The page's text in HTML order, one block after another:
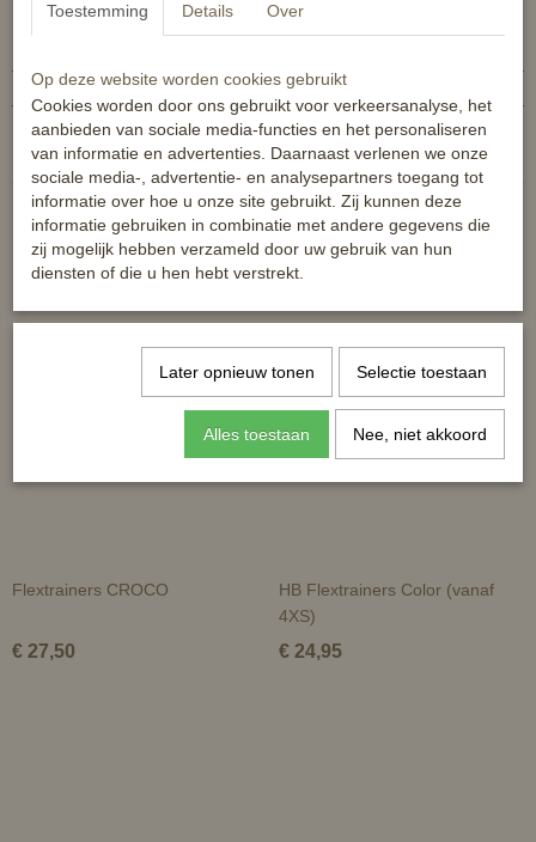
Specificaties
EAN code 8719075753125
Reacties
Flextrainers CROCO
€ 27,50
HB Flextrainers Color (vanaf
4XS)
€ 24,95
Toestemming Details Over
Op deze website worden cookies gebruikt
Cookies worden door ons gebruikt voor verkeersanalyse, het
aanbieden van sociale media-functies en het personaliseren
van informatie en advertenties. Daarnaast verlenen we onze
sociale media-, advertentie- en analysepartners toegang tot
informatie over hoe u onze site gebruikt. Zij kunnen deze
informatie gebruiken in combinatie met andere gegevens die
zij mogelijk hebben verzameld door uw gebruik van hun
diensten of die u hen hebt verstrekt.
Later opnieuw tonen Selectie toestaan
Alles toestaan Nee, niet akkoord